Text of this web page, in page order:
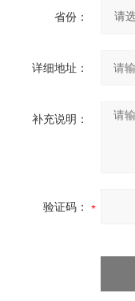
省份：
详细地址：
补充说明：
验证码：